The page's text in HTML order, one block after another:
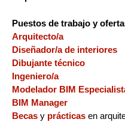
Puestos de trabajo y
Arquitecto/a
Diseñador/a de interiores
Dibujante técnico
Ingeniero/a
Modelador BIM
BIM Manager
Becas y prácticas en